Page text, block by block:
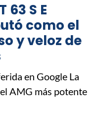
63 S E
como el
y veloz de
en Google La
AMG más potente